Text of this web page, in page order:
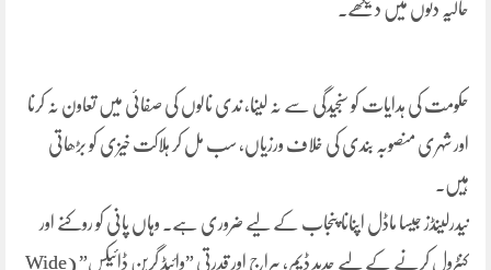
حالیہ دنوں میں دیکھے۔
حکومت کی ہدایات کو سنجیدگی سے نہ لینا، ندی نالوں کی صفائی میں تعاون نہ کرنا
اور شہری منصوبہ بندی کی خلاف ورزیاں، سب مل کر ہلاکت خیزی کو بڑھاتی
ہیں۔
نیدرلینڈز جیسا ماڈل اپنانا پنجاب کے لیے ضروری ہے۔ وہاں پانی کو روکنے اور
کنٹرول کرنے کے لیے جدید ڈیم، بیراج اور قدرتی ”وائیڈ گرین ڈائیکس” (Wide